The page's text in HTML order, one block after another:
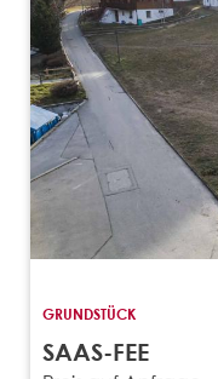
GRUNDSTÜCK
SAAS-FEE